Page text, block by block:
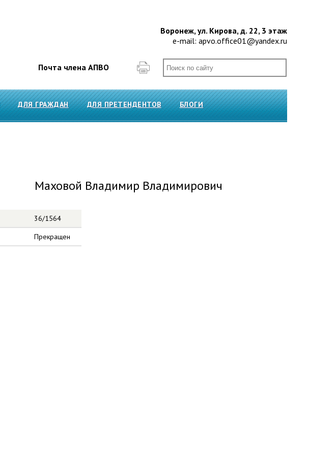
Воронеж, ул. Кирова, д. 22, 3 этаж
e-mail: apvo.office01@yandex.ru
Почта члена АПВО
ДЛЯ ГРАЖДАН ДЛЯ ПРЕТЕНДЕНТОВ
БЛОГИ
Маховой Владимир Владимирович
36/1564
Прекращен